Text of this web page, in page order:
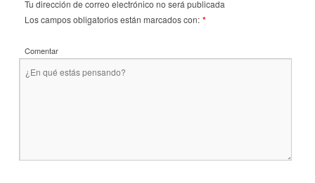
Tu dirección de correo electrónico no será publicada
Los campos obligatorios están marcados con: *
Comentar